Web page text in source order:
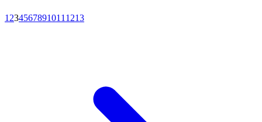
12345678910111213